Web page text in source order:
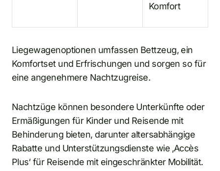
Komfort
Liegewagenoptionen umfassen Bettzeug, ein
Komfortset und Erfrischungen und sorgen so für
eine angenehmere Nachtzugreise.
Nachtzüge können besondere Unterkünfte oder
Ermäßigungen für Kinder und Reisende mit
Behinderung bieten, darunter altersabhängige
Rabatte und Unterstützungsdienste wie ‚Accès
Plus‘ für Reisende mit eingeschränkter Mobilität.